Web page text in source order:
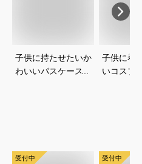
子供に持たせたいか
わいいパスケースの
子供に着
いコスプ
受付中 受付中